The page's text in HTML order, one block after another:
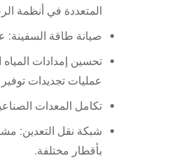
المتعددة في أنظمة
صيانة طاقة السفينة:
تحسين إمدادات المياه
عمليات تجديدات توفير
تكامل المعدات
شبكة نقل التعدين:
بأقطار مختلفة.